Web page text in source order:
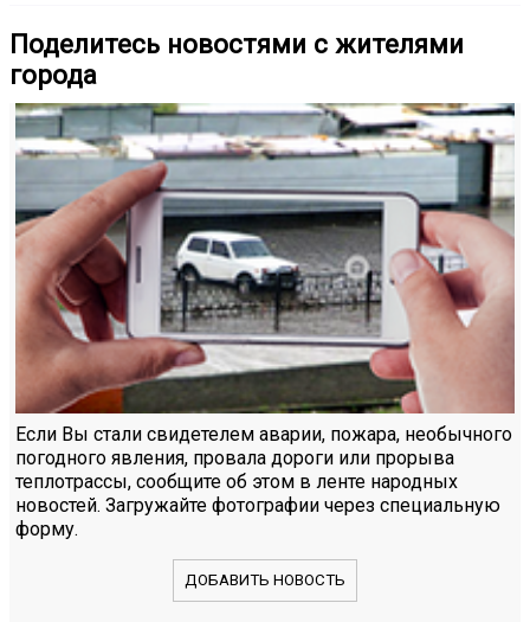
Поделитесь новостями с жителями
города
Если Вы стали свидетелем аварии, пожара, необычного
погодного явления, провала дороги или прорыва
теплотрассы, сообщите об этом в ленте народных
новостей. Загружайте фотографии через специальную
форму.
ДОБАВИТЬ НОВОСТЬ